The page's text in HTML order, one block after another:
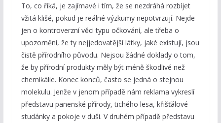
To, co říká, je zajímavé i tím, že se nezdráhá rozbíjet
vžitá klišé, pokud je reálné výzkumy nepotvrzují. Nejde
jen o kontroverzní věci typu očkování, ale třeba o
upozornění, že ty nejjedovatější látky, jaké existují, jsou
čistě přírodního původu. Nejsou žádné doklady o tom,
že by přírodní produkty měly být méně škodlivé než
chemikálie. Konec konců, často se jedná o stejnou
molekulu. Jenže v jenom případě nám reklama vykreslí
představu panenské přírody, tichého lesa, křišťálové
studánky a pokoje v duši. V druhém případě představu